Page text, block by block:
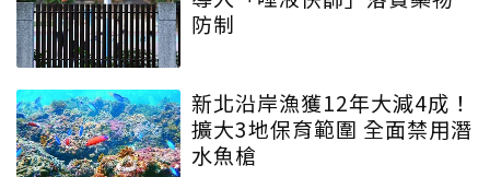
防制
新北沿岸漁獲12年大減4成！
擴大3地保育範圍 全面禁用潛
水魚槍